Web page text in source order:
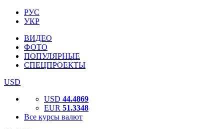
РУС
УКР
ВИДЕО
ФОТО
ПОПУЛЯРНЫЕ
СПЕЦПРОЕКТЫ
USD
USD 44.4869
EUR 51.3348
Все курсы валют